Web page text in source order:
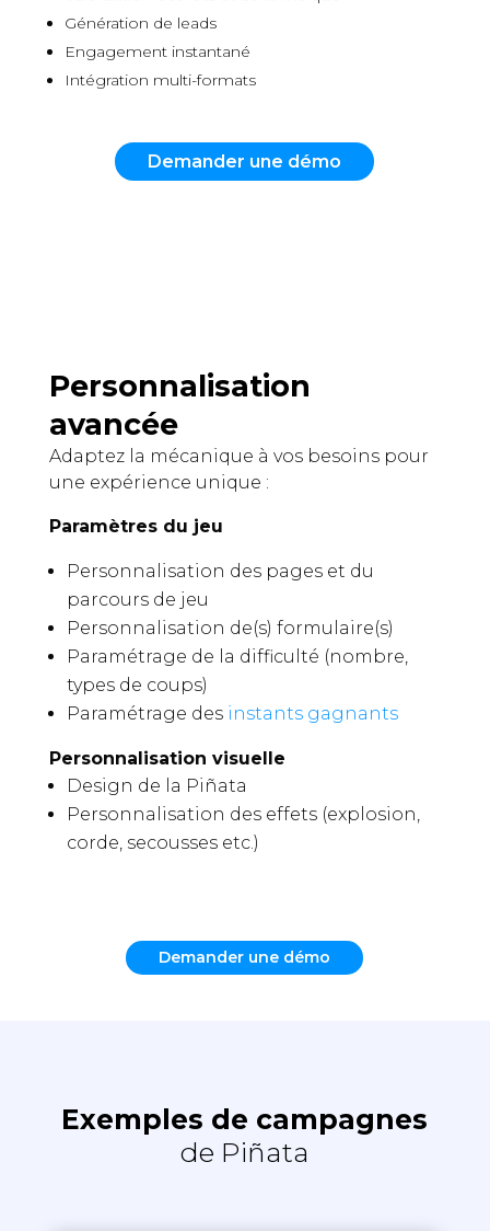
Génération de leads
Engagement instantané
Intégration multi-formats
Demander une démo
Personnalisation
avancée
Adaptez la mécanique à vos besoins pour
une expérience unique :
Paramètres du jeu
Personnalisation des pages et du
parcours de jeu
Personnalisation de(s) formulaire(s)
Paramétrage de la difficulté (nombre,
types de coups)
Paramétrage des instants gagnants
Personnalisation visuelle
Design de la Piñata
Personnalisation des effets (explosion,
corde, secousses etc.)
Demander une démo
Exemples de campagnes
de Piñata